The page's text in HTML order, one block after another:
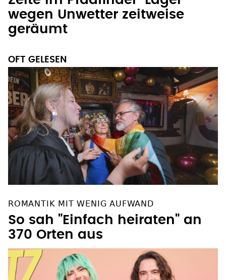
wegen Unwetter zeitweise
geräumt
OFT GELESEN
ROMANTIK MIT WENIG AUFWAND
So sah "Einfach heiraten" an
370 Orten aus